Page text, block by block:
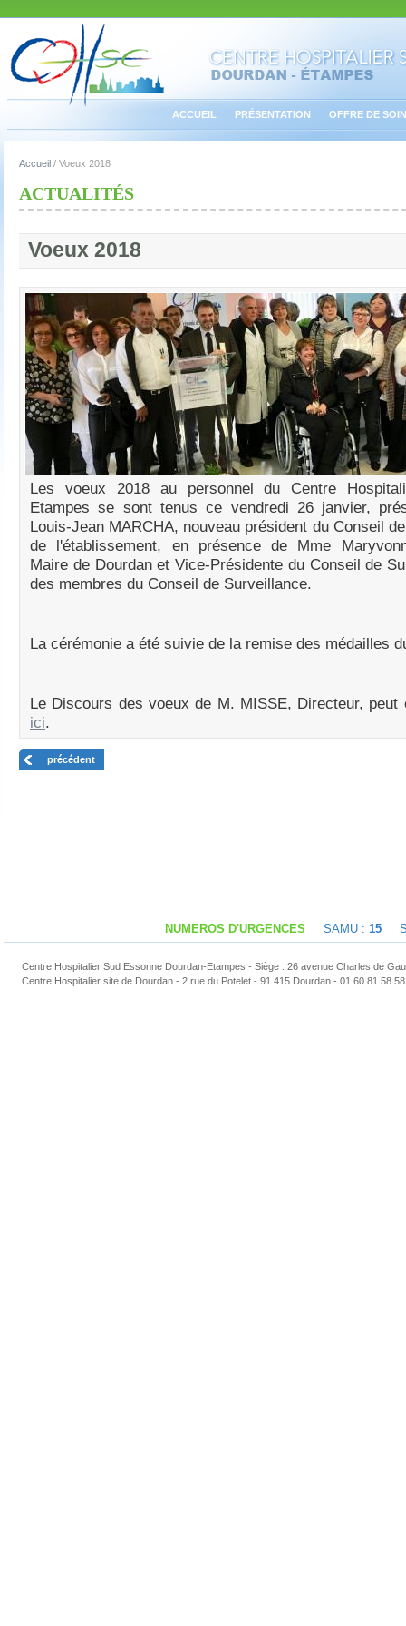
ACCUEIL PRÉSENTATION OFFRE DE
Accueil / Voeux 2018
ACTUALITÉS
Voeux 2018
Les voeux 2018 au personnel du Centre
Etampes se sont tenus ce vendredi 26 janvier,
Louis-Jean MARCHA, nouveau président du Conseil
de l'établissement, en présence de Mme
Maire de Dourdan et Vice-Présidente du Conseil de
des membres du Conseil de Surveillance.
La cérémonie a été suivie de la remise des médailles
Le Discours des voeux de M. MISSE, Directeur, peut
ici.
précédent
NUMEROS D'URGENCES SAMU : 15
Centre Hospitalier Sud Essonne Dourdan-Etampes - Siège : 26 avenue Charles de
Centre Hospitalier site de Dourdan - 2 rue du Potelet - 91 415 Dourdan - 01 60 81 58 58